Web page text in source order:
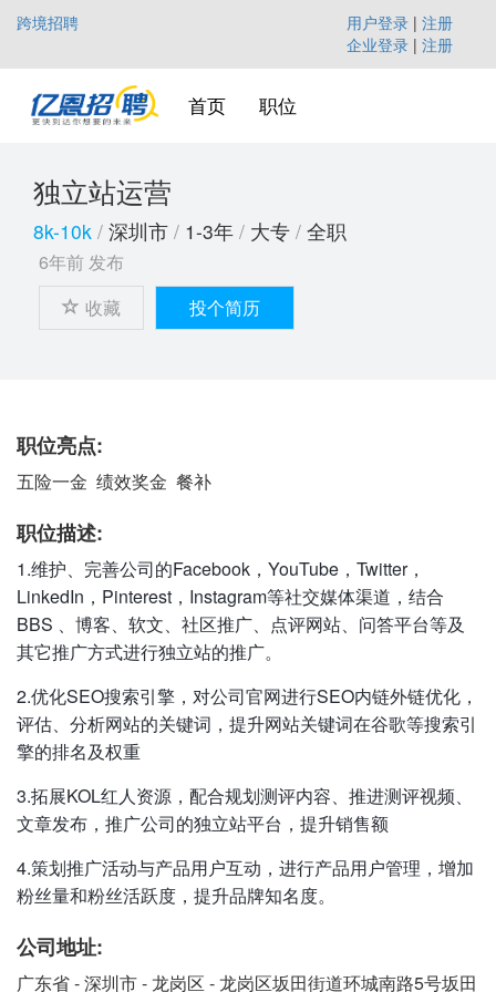
跨境招聘 用户登录 | 注册
企业登录 | 注册
首页 职位
独立站运营
8k-10k / 深圳市 / 1-3年 / 大专 / 全职
6年前 发布
收藏
投个简历
职位亮点:
五险一金 绩效奖金 餐补
职位描述:
1.维护、完善公司的Facebook，YouTube，Twitter，
LinkedIn，Pinterest，Instagram等社交媒体渠道，结合
BBS 、博客、软文、社区推广、点评网站、问答平台等及
其它推广方式进行独立站的推广。
2.优化SEO搜索引擎，对公司官网进行SEO内链外链优化，
评估、分析网站的关键词，提升网站关键词在谷歌等搜索引
擎的排名及权重
3.拓展KOL红人资源，配合规划测评内容、推进测评视频、
文章发布，推广公司的独立站平台，提升销售额
4.策划推广活动与产品用户互动，进行产品用户管理，增加
粉丝量和粉丝活跃度，提升品牌知名度。
公司地址:
广东省 - 深圳市 - 龙岗区 - 龙岗区坂田街道环城南路5号坂田